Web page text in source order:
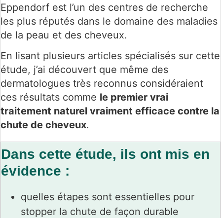
Eppendorf est l’un des centres de recherche
les plus réputés dans le domaine des maladies
de la peau et des cheveux.
En lisant plusieurs articles spécialisés sur cette
étude, j’ai découvert que même des
dermatologues très reconnus considéraient
ces résultats comme le premier vrai
traitement naturel vraiment efficace contre la
chute de cheveux.
Dans cette étude, ils ont mis en
évidence :
quelles étapes sont essentielles pour
stopper la chute de façon durable